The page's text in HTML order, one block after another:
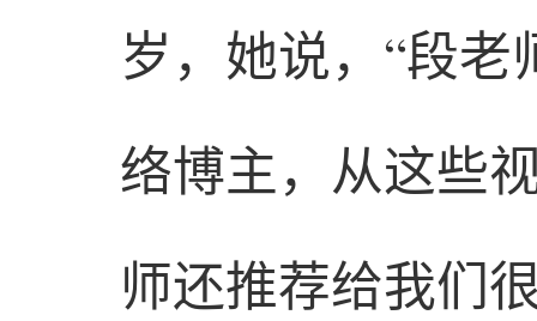
岁，她说，“段
络博主，从这些
师还推荐给我们